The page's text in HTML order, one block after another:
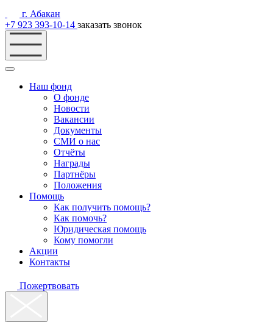
г. Абакан
+7 923 393-10-14 заказать звонок
Наш фонд
О фонде
Новости
Вакансии
Документы
СМИ о нас
Отчёты
Награды
Партнёры
Положения
Помощь
Как получить помощь?
Как помочь?
Юридическая помощь
Кому помогли
Акции
Контакты
Пожертвовать